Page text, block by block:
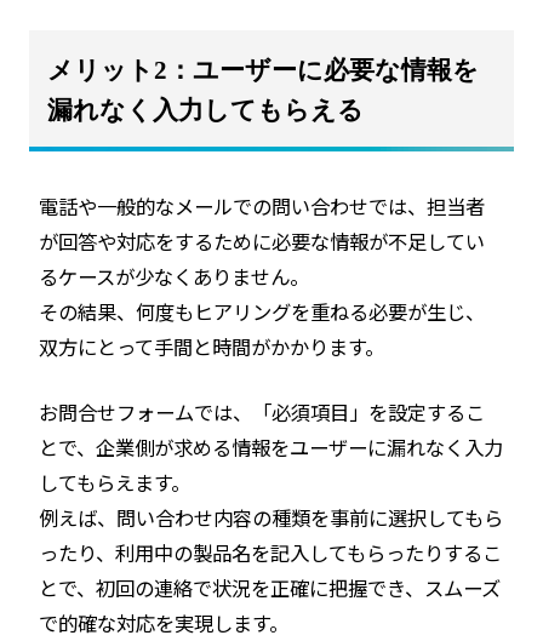
メリット2：ユーザーに必要な情報を
漏れなく入力してもらえる
電話や一般的なメールでの問い合わせでは、担当者
が回答や対応をするために必要な情報が不足してい
るケースが少なくありません。
その結果、何度もヒアリングを重ねる必要が生じ、
双方にとって手間と時間がかかります。
お問合せフォームでは、「必須項目」を設定するこ
とで、企業側が求める情報をユーザーに漏れなく入力
してもらえます。
例えば、問い合わせ内容の種類を事前に選択してもら
ったり、利用中の製品名を記入してもらったりするこ
とで、初回の連絡で状況を正確に把握でき、スムーズ
で的確な対応を実現します。